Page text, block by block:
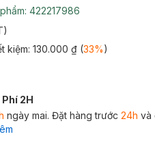
422217986
kiệm: 130.000 ₫(33%)
2H
ngày mai. Đặt hàng trước 24h và